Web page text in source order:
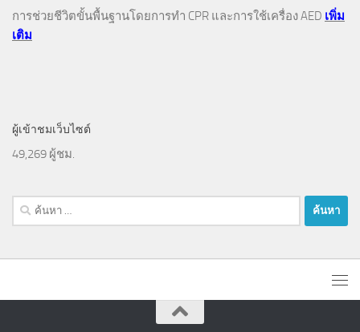
การช่วยชีวิตขั้นพื้นฐานโดยการทำ CPR และการใช้เครื่อง AED เพิ่ม
เติม
ผู้เข้าชมเว็บไซต์
49,269 ผู้ชม.
ค้นหา
สำหรับ: